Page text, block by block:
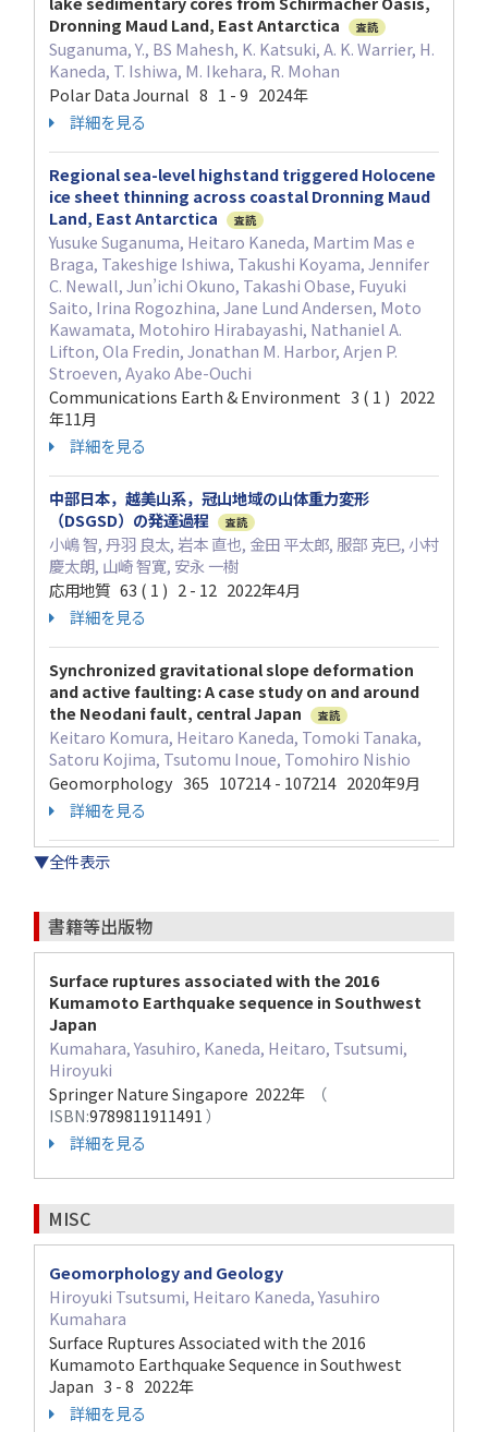
Dronning Maud Land, East Antarctica
査読
Suganuma, Y., BS Mahesh, K. Katsuki, A. K. Warrier, H.
Kaneda, T. Ishiwa, M. Ikehara, R. Mohan
Polar Data Journal 8 1 - 9 2024年
詳細を見る
Regional sea-level highstand triggered Holocene
ice sheet thinning across coastal Dronning Maud
Land, East Antarctica
査読
Yusuke Suganuma, Heitaro Kaneda, Martim Mas e
Braga, Takeshige Ishiwa, Takushi Koyama, Jennifer
C. Newall, Jun’ichi Okuno, Takashi Obase, Fuyuki
Saito, Irina Rogozhina, Jane Lund Andersen, Moto
Kawamata, Motohiro Hirabayashi, Nathaniel A.
Lifton, Ola Fredin, Jonathan M. Harbor, Arjen P.
Stroeven, Ayako Abe-Ouchi
Communications Earth & Environment 3 ( 1 ) 2022
年11月
詳細を見る
中部日本，越美山系，冠山地域の山体重力変形
（DSGSD）の発達過程
査読
小嶋 智, 丹羽 良太, 岩本 直也, 金田 平太郎, 服部 克巳, 小村
慶太朗, 山崎 智寛, 安永 一樹
応用地質 63 ( 1 ) 2 - 12 2022年4月
詳細を見る
Synchronized gravitational slope deformation
and active faulting: A case study on and around
the Neodani fault, central Japan
査読
Keitaro Komura, Heitaro Kaneda, Tomoki Tanaka,
Satoru Kojima, Tsutomu Inoue, Tomohiro Nishio
Geomorphology 365 107214 - 107214 2020年9月
詳細を見る
▼全件表示
書籍等出版物
Surface ruptures associated with the 2016
Kumamoto Earthquake sequence in Southwest
Japan
Kumahara, Yasuhiro, Kaneda, Heitaro, Tsutsumi,
Hiroyuki
Springer Nature Singapore 2022年
（
ISBN:9789811911491）
詳細を見る
MISC
Geomorphology and Geology
Hiroyuki Tsutsumi, Heitaro Kaneda, Yasuhiro
Kumahara
Surface Ruptures Associated with the 2016
Kumamoto Earthquake Sequence in Southwest
Japan 3 - 8 2022年
詳細を見る